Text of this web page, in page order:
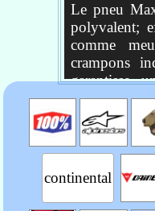
Le pneu
polyvalent;
comme
crampons
garantisse
droite et
virage.
possible de
l'avant et
l'avant
arrière
pavés
continental